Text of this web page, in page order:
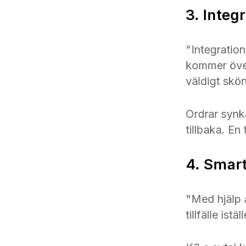
3.
kommer
väldigt
Ordrar
tillbaka. En
4.
"Med hjälp
tillfälle